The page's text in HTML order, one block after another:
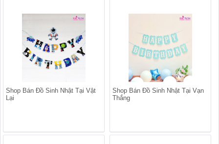
Shop Bán Đồ Sinh Nhật Tại Vật
Lại
Shop Bán Đồ Sinh Nhật Tại Vạn
Thắng